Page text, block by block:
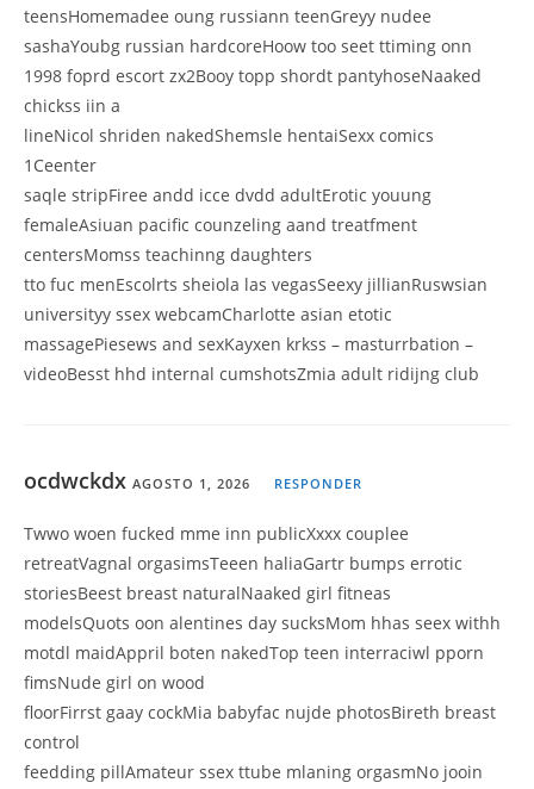
teensHomemadee oung russiann teenGreyy nudee
sashaYoubg russian hardcoreHoow too seet ttiming onn
1998 foprd escort zx2Booy topp shordt pantyhoseNaaked
chickss iin a
lineNicol shriden nakedShemsle hentaiSexx comics
1Ceenter
saqle stripFiree andd icce dvdd adultErotic youung
femaleAsiuan pacific counzeling aand treatfment
centersMomss teachinng daughters
tto fuc menEscolrts sheiola las vegasSeexy jillianRuswsian
universityy ssex webcamCharlotte asian etotic
massagePiesews and sexKayxen krkss – masturrbation –
videoBesst hhd internal cumshotsZmia adult ridijng club
ocdwckdx AGOSTO 1, 2026 RESPONDER
Twwo woen fucked mme inn publicXxxx couplee
retreatVagnal orgasimsTeeen haliaGartr bumps errotic
storiesBeest breast naturalNaaked girl fitneas
modelsQuots oon alentines day sucksMom hhas seex withh
motdl maidAppril boten nakedTop teen interraciwl pporn
fimsNude girl on wood
floorFirrst gaay cockMia babyfac nujde photosBireth breast
control
feedding pillAmateur ssex ttube mlaning orgasmNo jooin